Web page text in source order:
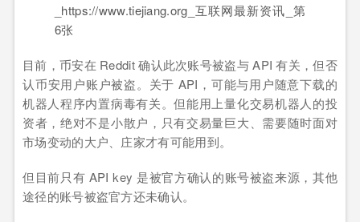
目前，币安在 Reddit 确认此次账号被盗与 API 有关，但否
认币安用户账户被盗。关于 API，可能与用户随意下载的
机器人程序内置病毒有关。但能用上量化交易机器人的投
资者，绝对不是小散户，只有交易量巨大、需要随时面对
市场变动的大户、庄家才有可能用到。
但目前只有 API key 是被官方确认的账号被盗来源，其他
途径的账号被盗官方还未确认。